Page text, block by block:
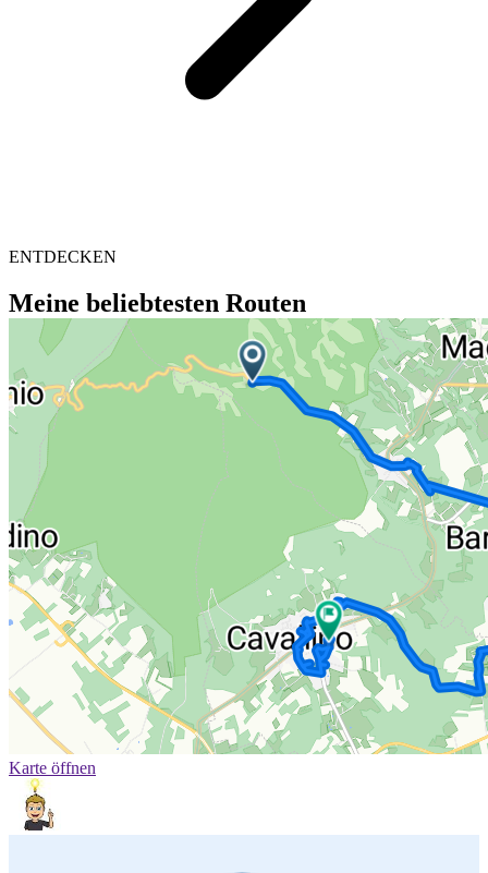
ENTDECKEN
Meine beliebtesten Routen
Karte öffnen